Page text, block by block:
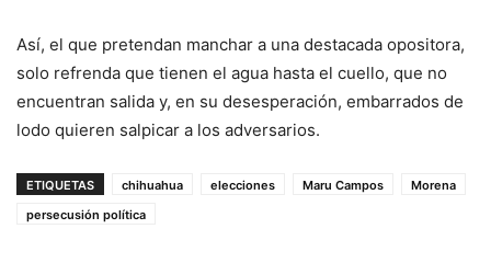
Así, el que pretendan manchar a una destacada opositora,
solo refrenda que tienen el agua hasta el cuello, que no
encuentran salida y, en su desesperación, embarrados de
lodo quieren salpicar a los adversarios.
ETIQUETAS chihuahua elecciones Maru Campos
Morena
persecusión política